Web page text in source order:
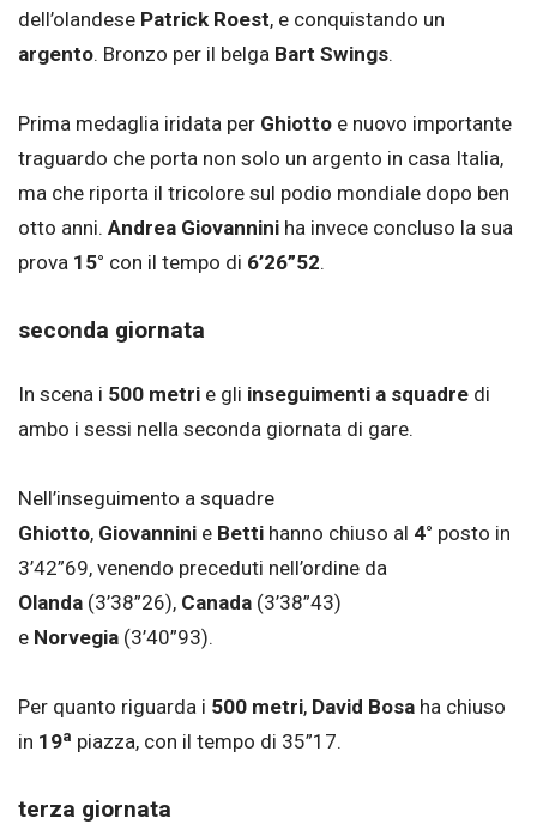
dell’olandese Patrick Roest, e conquistando un
argento. Bronzo per il belga Bart Swings.
Prima medaglia iridata per Ghiotto e nuovo importante
traguardo che porta non solo un argento in casa Italia,
ma che riporta il tricolore sul podio mondiale dopo ben
otto anni. Andrea Giovannini ha invece concluso la sua
prova 15° con il tempo di 6’26”52.
seconda giornata
In scena i 500 metri e gli inseguimenti a squadre di
ambo i sessi nella seconda giornata di gare.
Nell’inseguimento a squadre
Ghiotto, Giovannini e Betti hanno chiuso al 4° posto in
3’42”69, venendo preceduti nell’ordine da
Olanda (3’38”26), Canada (3’38”43)
e Norvegia (3’40”93).
Per quanto riguarda i 500 metri, David Bosa ha chiuso
in 19a piazza, con il tempo di 35”17.
terza giornata